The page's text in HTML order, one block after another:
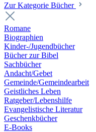
Zur Kategorie Bücher
Romane
Biographien
Kinder-/Jugendbücher
Bücher zur Bibel
Sachbücher
Andacht/Gebet
Gemeinde/Gemeindearbeit
Geistliches Leben
Ratgeber/Lebenshilfe
Evangelistische Literatur
Geschenkbücher
E-Books